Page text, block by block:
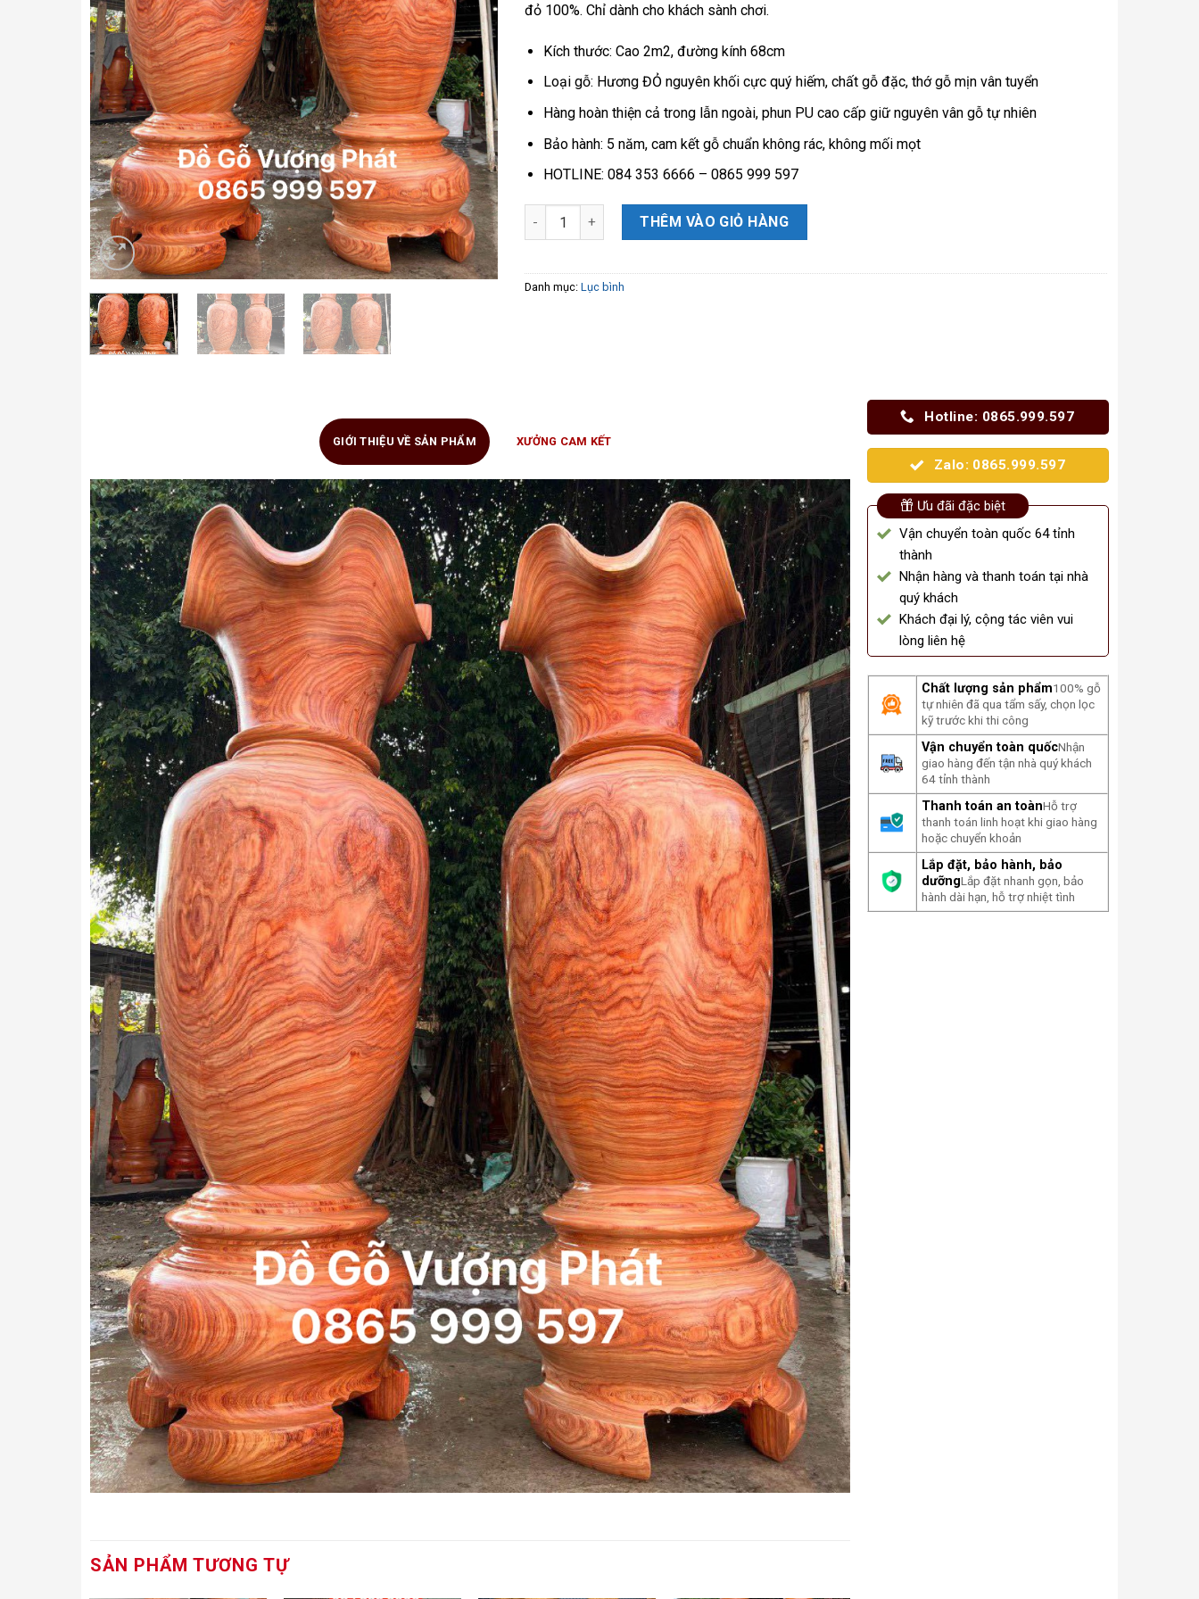
đỏ 100%. Chỉ dành cho khách sành chơi.
Kích thước: Cao 2m2, đường kính 68cm
Loại gỗ: Hương ĐỎ nguyên khối cực quý hiếm, chất gỗ đặc, thớ gỗ mịn vân tuyển
Hàng hoàn thiện cả trong lẫn ngoài, phun PU cao cấp giữ nguyên vân gỗ tự nhiên
Bảo hành: 5 năm, cam kết gỗ chuẩn không rác, không mối mọt
HOTLINE: 084 353 6666 – 0865 999 597
Lục Bình Gỗ Hương Đỏ 2m2 đk 68 chọn vân chọn gỗ lành sạch đẹp 4 mặt số lượng
THÊM VÀO GIỎ HÀNG
Danh mục:Lục bình
GIỚI THIỆU VỀ SẢN PHẨM XƯỞNG CAM KẾT
SẢN PHẨM TƯƠNG TỰ
Hotline: 0865.999.597
Zalo: 0865.999.597
Ưu đãi đặc biệt
Vận chuyển toàn quốc 64 tỉnh
thành
Nhận hàng và thanh toán tại nhà
quý khách
Khách đại lý, cộng tác viên vui
lòng liên hệ
Chất lượng sản phẩm100% gỗ
tự nhiên đã qua tẩm sấy, chọn lọc
kỹ trước khi thi công
Vận chuyển toàn quốcNhận
giao hàng đến tận nhà quý khách
64 tỉnh thành
Thanh toán an toànHỗ trợ
thanh toán linh hoạt khi giao hàng
hoặc chuyển khoản
Lắp đặt, bảo hành, bảo
dưỡngLắp đặt nhanh gọn, bảo
hành dài hạn, hỗ trợ nhiệt tình